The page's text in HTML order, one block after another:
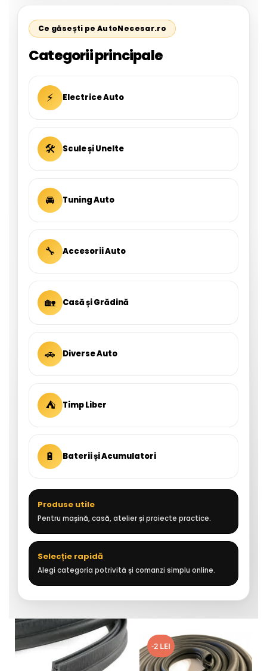
Ce găsești pe AutoNecesar.ro
Categorii principale
⚡ Electrice Auto
🛠 Scule și Unelte
🚘 Tuning Auto
🔧 Accesorii Auto
🏡 Casă și Grădină
🚗 Diverse Auto
⛺ Timp Liber
🔋 Baterii și Acumulatori
Produse utile
Pentru mașină, casă, atelier și proiecte practice.
Selecție rapidă
Alegi categoria potrivită și comanzi simplu online.
-2 LEI